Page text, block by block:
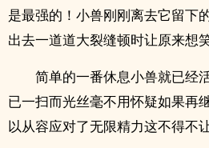
是最强的！小兽刚刚离去它留下
出去一道道大裂缝顿时让原来想
简单的一番休息小兽就已经
已一扫而光丝毫不用怀疑如果再
以从容应对了无限精力这不得不